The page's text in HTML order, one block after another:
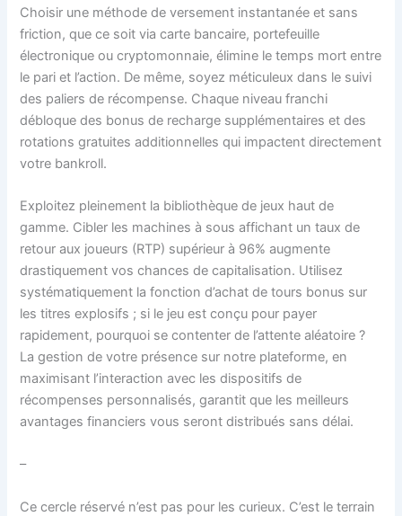
Choisir une méthode de versement instantanée et sans
friction, que ce soit via carte bancaire, portefeuille
électronique ou cryptomonnaie, élimine le temps mort entre
le pari et l’action. De même, soyez méticuleux dans le suivi
des paliers de récompense. Chaque niveau franchi
débloque des bonus de recharge supplémentaires et des
rotations gratuites additionnelles qui impactent directement
votre bankroll.
Exploitez pleinement la bibliothèque de jeux haut de
gamme. Cibler les machines à sous affichant un taux de
retour aux joueurs (RTP) supérieur à 96% augmente
drastiquement vos chances de capitalisation. Utilisez
systématiquement la fonction d’achat de tours bonus sur
les titres explosifs ; si le jeu est conçu pour payer
rapidement, pourquoi se contenter de l’attente aléatoire ?
La gestion de votre présence sur notre plateforme, en
maximisant l’interaction avec les dispositifs de
récompenses personnalisés, garantit que les meilleurs
avantages financiers vous seront distribués sans délai.
–
Ce cercle réservé n’est pas pour les curieux. C’est le terrain